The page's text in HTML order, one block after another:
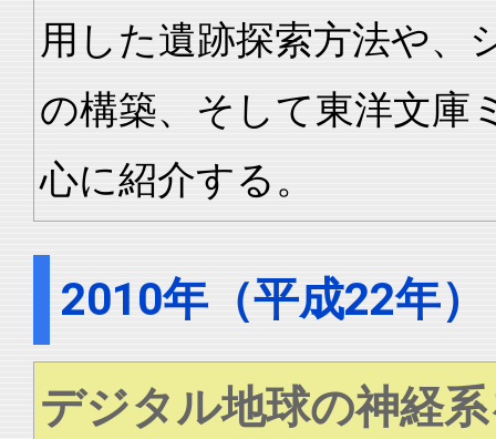
用した遺跡探索方法や、
の構築、そして東洋文庫
心に紹介する。
2010年（平成22年）
デジタル地球の神経